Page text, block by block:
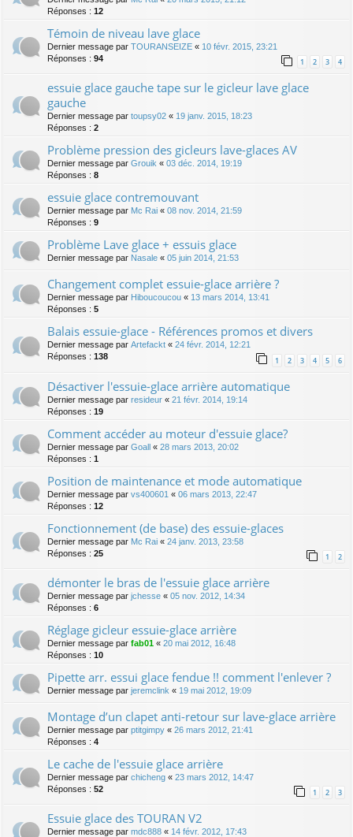
Réponses : 12
Témoin de niveau lave glace
Dernier message par TOURANSEIZE « 10 févr. 2015, 23:21
Réponses : 94 1 2 3 4
essuie glace gauche tape sur le gicleur lave glace
gauche
Dernier message par toupsy02 « 19 janv. 2015, 18:23
Réponses : 2
Problème pression des gicleurs lave-glaces AV
Dernier message par Grouik « 03 déc. 2014, 19:19
Réponses : 8
essuie glace contremouvant
Dernier message par Mc Rai « 08 nov. 2014, 21:59
Réponses : 9
Problème Lave glace + essuis glace
Dernier message par Nasale « 05 juin 2014, 21:53
Changement complet essuie-glace arrière ?
Dernier message par Hiboucoucou « 13 mars 2014, 13:41
Réponses : 5
Balais essuie-glace - Références promos et divers
Dernier message par Artefackt « 24 févr. 2014, 12:21
Réponses : 138 1 2 3 4 5 6
Désactiver l'essuie-glace arrière automatique
Dernier message par resideur « 21 févr. 2014, 19:14
Réponses : 19
Comment accéder au moteur d'essuie glace?
Dernier message par Goall « 28 mars 2013, 20:02
Réponses : 1
Position de maintenance et mode automatique
Dernier message par vs400601 « 06 mars 2013, 22:47
Réponses : 12
Fonctionnement (de base) des essuie-glaces
Dernier message par Mc Rai « 24 janv. 2013, 23:58
Réponses : 25 1 2
démonter le bras de l'essuie glace arrière
Dernier message par jchesse « 05 nov. 2012, 14:34
Réponses : 6
Réglage gicleur essuie-glace arrière
Dernier message par fab01 « 20 mai 2012, 16:48
Réponses : 10
Pipette arr. essui glace fendue !! comment l'enlever ?
Dernier message par jeremclink « 19 mai 2012, 19:09
Montage d’un clapet anti-retour sur lave-glace arrière
Dernier message par ptitgimpy « 26 mars 2012, 21:41
Réponses : 4
Le cache de l'essuie glace arrière
Dernier message par chicheng « 23 mars 2012, 14:47
Réponses : 52 1 2 3
Essuie glace des TOURAN V2
Dernier message par mdc888 « 14 févr. 2012, 17:43